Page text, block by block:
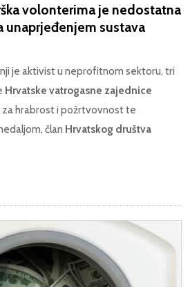
volonterima je nedostatna
unaprjeđenjem sustava
je aktivist u neprofitnom sektoru, tri
Hrvatske vatrogasne zajednice
hrabrost i požrtvovnost te
član Hrvatskog društva